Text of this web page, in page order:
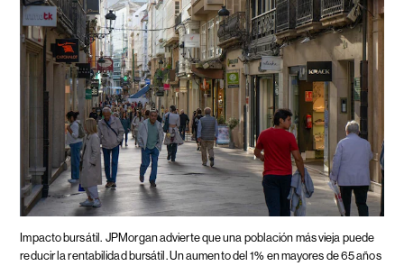
Impacto bursátil. JPMorgan advierte que una población más vieja puede
reducir la rentabilidad bursátil. Un aumento del 1% en mayores de 65 años